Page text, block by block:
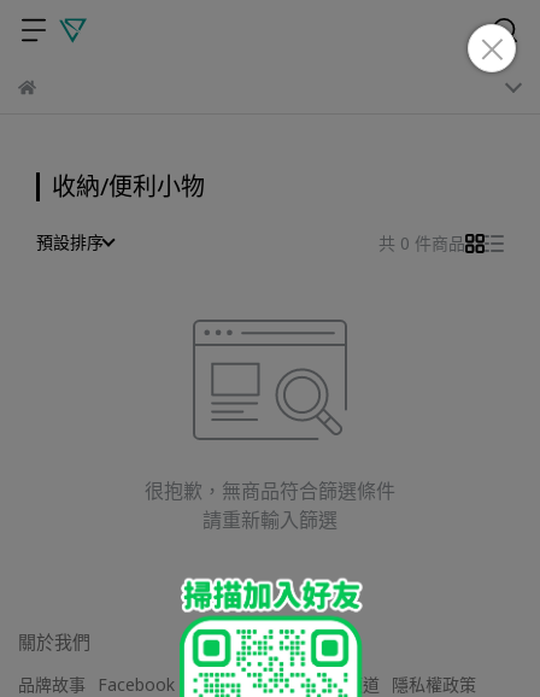
收納/便利小物
預設排序 共 0 件商品
很抱歉，無商品符合篩選條件
請重新輸入篩選
關於我們
品牌故事 Facebook 粉絲團 Youtube 官方頻道
隱私權政策